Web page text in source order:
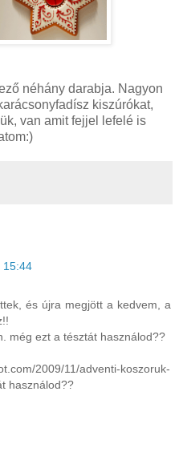
néhány darabja. Nagyon
kiszúrókat,
van amit fejjel lefelé is
15:44
és újra megjött a kedvem, a
még ezt a tésztát használod??
2009/11/adventi-koszoruk-
használod??